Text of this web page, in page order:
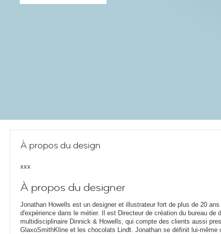
À propos du design
xxx
À propos du designer
Jonathan Howells est un designer et illustrateur fort de plus de 20 ans
d'expérience dans le métier. Il est Directeur de création du bureau de
multidisciplinaire Dinnick & Howells, qui compte des clients aussi
GlaxoSmithKline et les chocolats Lindt. Jonathan se définit lui-même